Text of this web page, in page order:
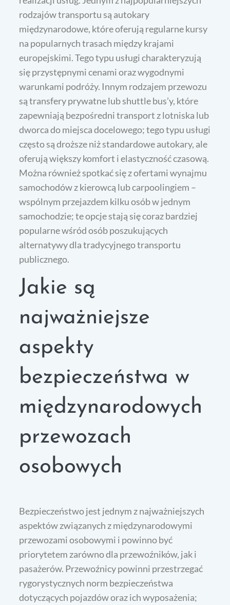
rodzajów transportu są autokary
międzynarodowe, które oferują regularne kursy
na popularnych trasach między krajami
europejskimi. Tego typu usługi charakteryzują
się przystępnymi cenami oraz wygodnymi
warunkami podróży. Innym rodzajem przewozu
są transfery prywatne lub shuttle bus’y, które
zapewniają bezpośredni transport z lotniska lub
dworca do miejsca docelowego; tego typu usługi
często są droższe niż standardowe autokary, ale
oferują większy komfort i elastyczność czasową.
Można również spotkać się z ofertami wynajmu
samochodów z kierowcą lub carpoolingiem –
wspólnym przejazdem kilku osób w jednym
samochodzie; te opcje stają się coraz bardziej
popularne wśród osób poszukujących
alternatywy dla tradycyjnego transportu
publicznego.
Jakie są
najważniejsze
aspekty
bezpieczeństwa w
międzynarodowych
przewozach
osobowych
Bezpieczeństwo jest jednym z najważniejszych
aspektów związanych z międzynarodowymi
przewozami osobowymi i powinno być
priorytetem zarówno dla przewoźników, jak i
pasażerów. Przewoźnicy powinni przestrzegać
rygorystycznych norm bezpieczeństwa
dotyczących pojazdów oraz ich wyposażenia;